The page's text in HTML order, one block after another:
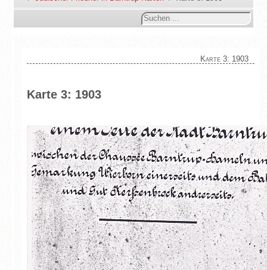
Suchen
...
Karte 3: 1903
Karte 3: 1903